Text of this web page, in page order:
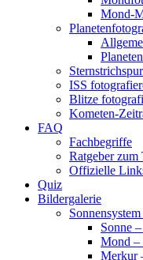
Mond-
ISS
Blitze
Kometen-
FAQ
Fachbegriffe
Ratgeber zum
Offizielle
Quiz
Bildergalerie
Sonne
Mond –
Merkur